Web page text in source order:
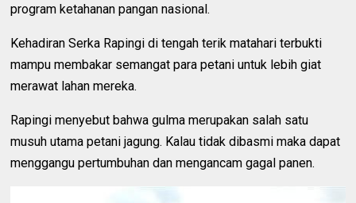
program ketahanan pangan nasional.
Kehadiran Serka Rapingi di tengah terik matahari terbukti
mampu membakar semangat para petani untuk lebih giat
merawat lahan mereka.
Rapingi menyebut bahwa gulma merupakan salah satu
musuh utama petani jagung. Kalau tidak dibasmi maka dapat
menggangu pertumbuhan dan mengancam gagal panen.